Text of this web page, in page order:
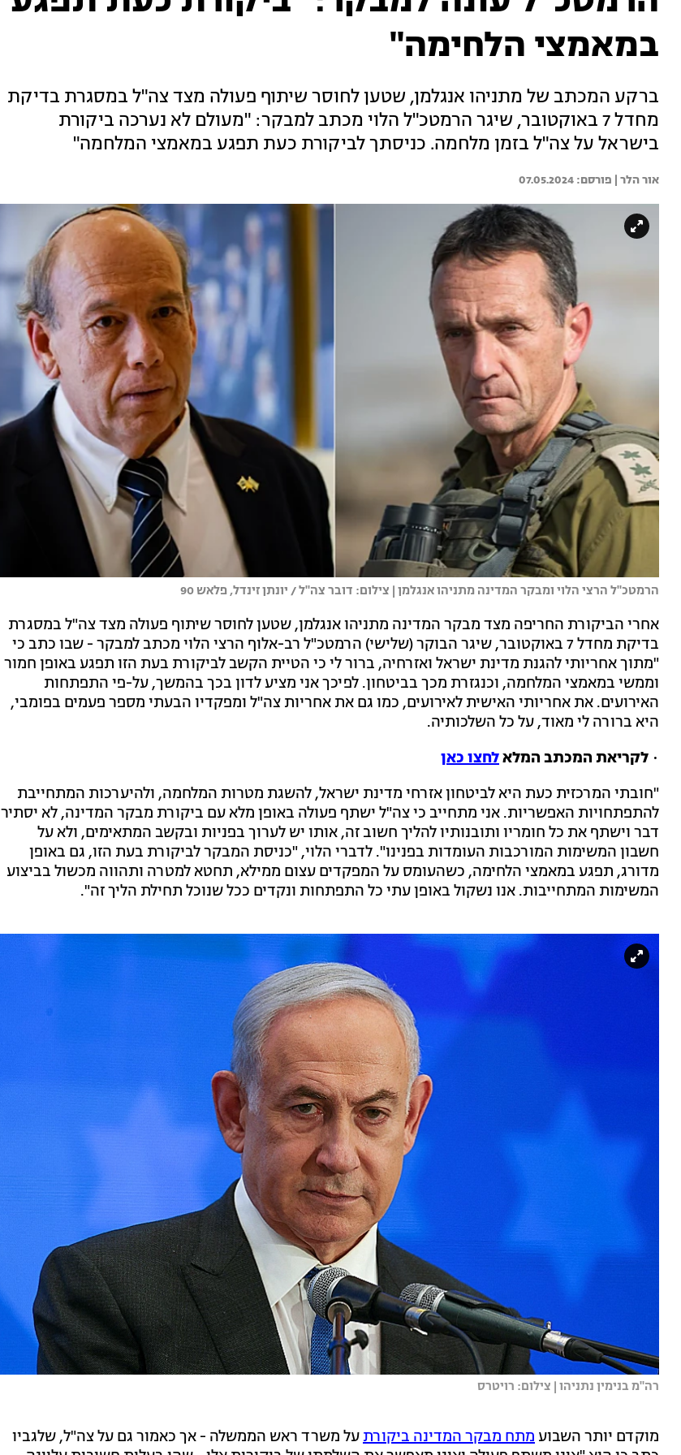
במאמצי הלחימה"
ברקע המכתב של מתניהו אנגלמן, שטען לחוסר שיתוף פעולה מצד צה"ל במסגרת בדיקת
מחדל 7 באוקטובר, שיגר הרמטכ"ל הלוי מכתב למבקר: "מעולם לא נערכה ביקורת
בישראל על צה"ל בזמן מלחמה. כניסתך לביקורת כעת תפגע במאמצי המלחמה"
אור הלר | 07.05.2024
הרמטכ"ל הרצי הלוי ומבקר המדינה מתניהו אנגלמן | צילום: דובר צה"ל / יונתן זינדל, פלאש 90
אחרי הביקורת החריפה מצד מבקר המדינה מתניהו אנגלמן, שטען לחוסר שיתוף פעולה מצד צה"ל במסגרת
בדיקת מחדל 7 באוקטובר, שיגר הבוקר (שלישי) הרמטכ"ל רב-אלוף הרצי הלוי מכתב למבקר - שבו כתב כי
"מתוך אחריותי להגנת מדינת ישראל ואזרחיה, ברור לי כי הטיית הקשב לביקורת בעת הזו תפגע באופן חמור
וממשי במאמצי המלחמה, וכנגזרת מכך בביטחון. לפיכך אני מציע לדון בכך בהמשך, על-פי התפתחות
האירועים. את אחריותי האישית לאירועים, כמו גם את אחריות צה"ל ומפקדיו הבעתי מספר פעמים בפומבי,
היא ברורה לי מאוד, על כל השלכותיה.
• לקריאת המכתב המלאלחצו כאן
"חובתי המרכזית כעת היא לביטחון אזרחי מדינת ישראל, להשגת מטרות המלחמה, ולהיערכות המתחייבת
להתפתחויות האפשריות. אני מתחייב כי צה"ל ישתף פעולה באופן מלא עם ביקורת מבקר המדינה, לא יסתיר
דבר וישתף את כל חומריו ותובנותיו להליך חשוב זה, אותו יש לערוך בפניות ובקשב המתאימים, ולא על
חשבון המשימות המורכבות העומדות בפנינו". לדברי הלוי, "כניסת המבקר לביקורת בעת הזו, גם באופן
מדורג, תפגע במאמצי הלחימה, כשהעומס על המפקדים עצום ממילא, תחטא למטרה ותהווה מכשול בביצוע
המשימות המתחייבות. אנו נשקול באופן עתי כל התפתחות ונקדים ככל שנוכל תחילת הליך זה".
רה"מ בנימין נתניהו | צילום: רויטרס
מוקדם יותר השבוע מתח מבקר המדינה ביקורתעל משרד ראש הממשלה - אך כאמור גם על צה"ל, שלגביו